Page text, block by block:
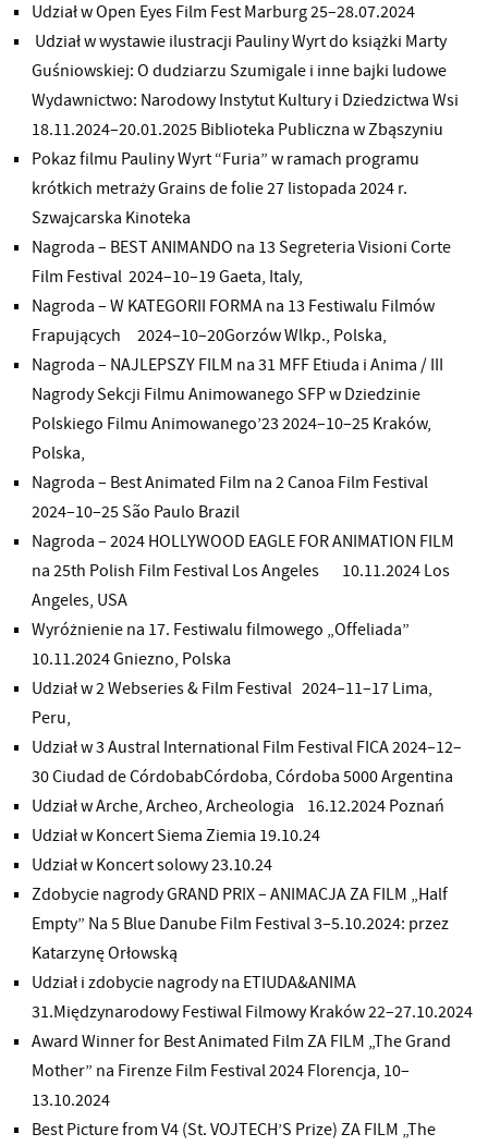
Udział w Open Eyes Film Fest Marburg 25–28.07.2024
Udział w wystawie ilustracji Pauliny Wyrt do książki Marty
Guśniowskiej: O dudziarzu Szumigale i inne bajki ludowe
Wydawnictwo: Narodowy Instytut Kultury i Dziedzictwa Wsi
18.11.2024–20.01.2025 Biblioteka Publiczna w Zbąszyniu
Pokaz filmu Pauliny Wyrt “Furia” w ramach programu
krótkich metraży Grains de folie 27 listopada 2024 r.
Szwajcarska Kinoteka
Nagroda – BEST ANIMANDO na 13 Segreteria Visioni Corte
Film Festival 2024–10–19 Gaeta, Italy,
Nagroda – W KATEGORII FORMA na 13 Festiwalu Filmów
Frapujących 2024–10–20Gorzów Wlkp., Polska,
Nagroda – NAJLEPSZY FILM na 31 MFF Etiuda i Anima / III
Nagrody Sekcji Filmu Animowanego SFP w Dziedzinie
Polskiego Filmu Animowanego’23 2024–10–25 Kraków,
Polska,
Nagroda – Best Animated Film na 2 Canoa Film Festival
2024–10–25 São Paulo Brazil
Nagroda – 2024 HOLLYWOOD EAGLE FOR ANIMATION FILM
na 25th Polish Film Festival Los Angeles 10.11.2024 Los
Angeles, USA
Wyróżnienie na 17. Festiwalu filmowego „Offeliada”
10.11.2024 Gniezno, Polska
Udział w 2 Webseries & Film Festival 2024–11–17 Lima,
Peru,
Udział w 3 Austral International Film Festival FICA 2024–12–
30 Ciudad de CórdobabCórdoba, Córdoba 5000 Argentina
Udział w Arche, Archeo, Archeologia 16.12.2024 Poznań
Udział w Koncert Siema Ziemia 19.10.24
Udział w Koncert solowy 23.10.24
Zdobycie nagrody GRAND PRIX – ANIMACJA ZA FILM „Half
Empty” Na 5 Blue Danube Film Festival 3–5.10.2024: przez
Katarzynę Orłowską
Udział i zdobycie nagrody na ETIUDA&ANIMA
31.Międzynarodowy Festiwal Filmowy Kraków 22–27.10.2024
Award Winner for Best Animated Film ZA FILM „The Grand
Mother” na Firenze Film Festival 2024 Florencja, 10–
13.10.2024
Best Picture from V4 (St. VOJTECH’S Prize) ZA FILM „The